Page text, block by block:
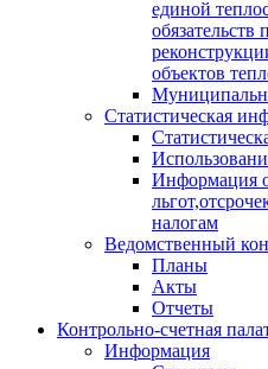
единой
обязательств
объектов
Статистическая
Информация
налогам
Ведомственный
Планы
Акты
Отчеты
Контрольно-счетная
Информация